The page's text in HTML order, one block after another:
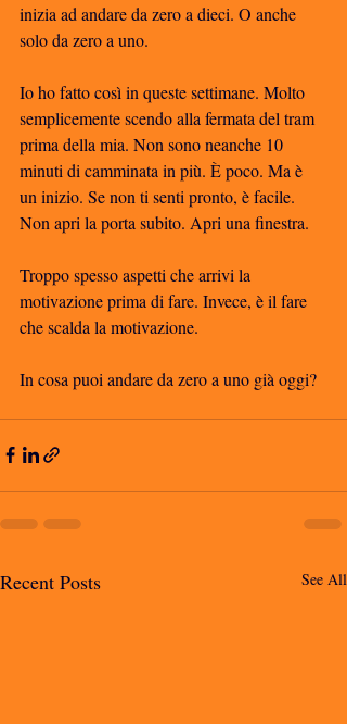
inizia ad andare da zero a dieci. O anche
solo da zero a uno.
Io ho fatto così in queste settimane. Molto
semplicemente scendo alla fermata del tram
prima della mia. Non sono neanche 10
minuti di camminata in più. È poco. Ma è
un inizio. Se non ti senti pronto, è facile.
Non apri la porta subito. Apri una finestra.
Troppo spesso aspetti che arrivi la
motivazione prima di fare. Invece, è il fare
che scalda la motivazione.
In cosa puoi andare da zero a uno già oggi?
Recent Posts See All